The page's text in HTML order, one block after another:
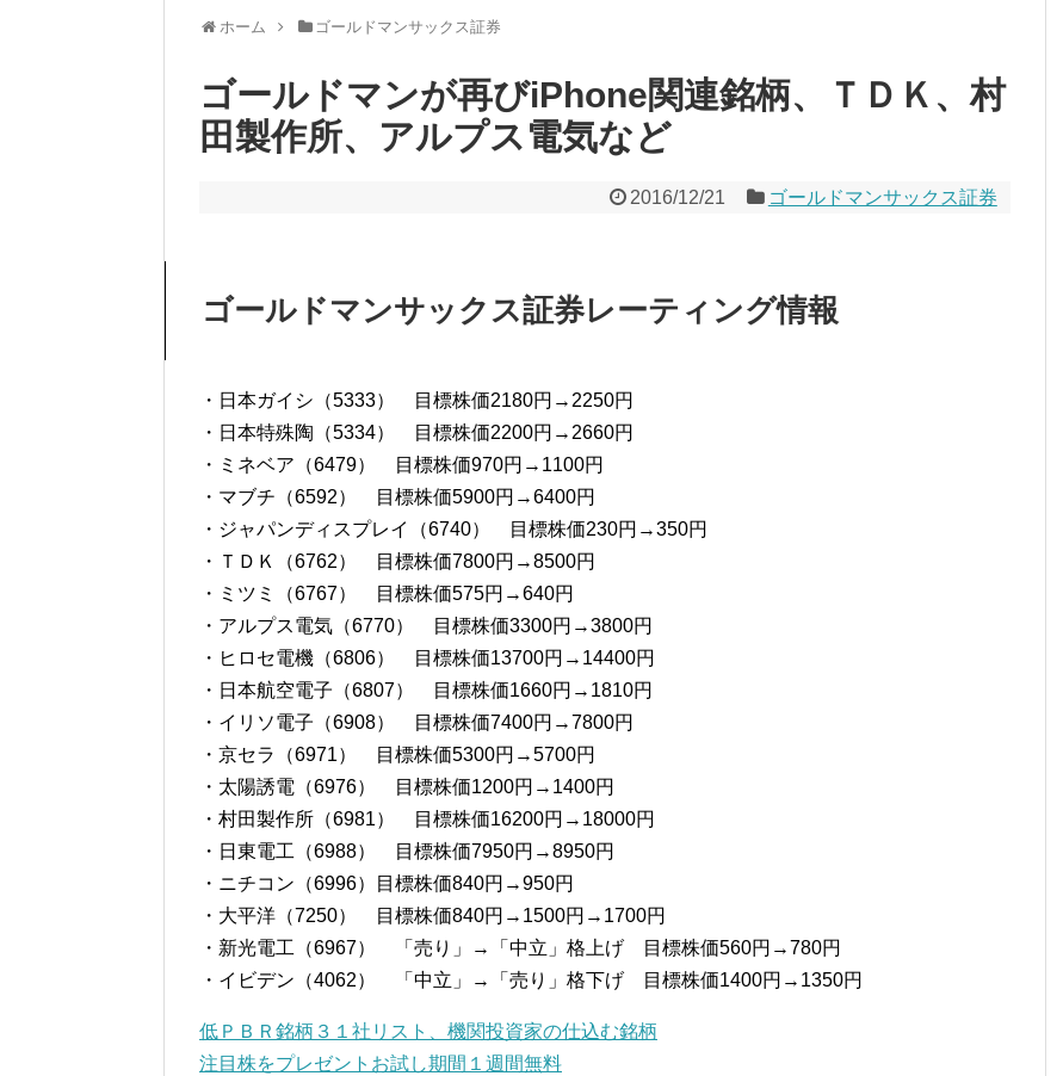
ホーム ゴールドマンサックス証券
ゴールドマンが再びiPhone関連銘柄、ＴＤＫ、村
田製作所、アルプス電気など
2016/12/21 ゴールドマンサックス証券
ゴールドマンサックス証券レーティング情報
・日本ガイシ（5333） 目標株価2180円→2250円
・日本特殊陶（5334） 目標株価2200円→2660円
・ミネベア（6479） 目標株価970円→1100円
・マブチ（6592） 目標株価5900円→6400円
・ジャパンディスプレイ（6740） 目標株価230円→350円
・ＴＤＫ（6762） 目標株価7800円→8500円
・ミツミ（6767） 目標株価575円→640円
・アルプス電気（6770） 目標株価3300円→3800円
・ヒロセ電機（6806） 目標株価13700円→14400円
・日本航空電子（6807） 目標株価1660円→1810円
・イリソ電子（6908） 目標株価7400円→7800円
・京セラ（6971） 目標株価5300円→5700円
・太陽誘電（6976） 目標株価1200円→1400円
・村田製作所（6981） 目標株価16200円→18000円
・日東電工（6988） 目標株価7950円→8950円
・ニチコン（6996）目標株価840円→950円
・大平洋（7250） 目標株価840円→1500円→1700円
・新光電工（6967） 「売り」→「中立」格上げ 目標株価560円→780円
・イビデン（4062） 「中立」→「売り」格下げ 目標株価1400円→1350円
低ＰＢＲ銘柄３１社リスト、機関投資家の仕込む銘柄
注目株をプレゼントお試し期間１週間無料